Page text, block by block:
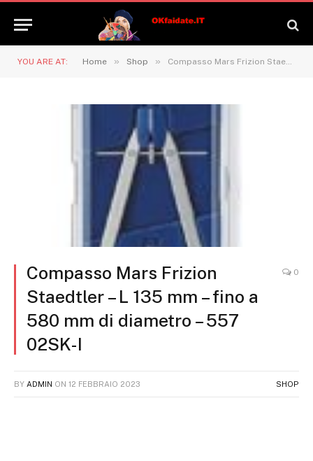
YOU ARE AT: Home » Shop » Compasso Mars Frizion Staedtler – L 135 mm – fino a 580 mm di diametro – 557 02SK-I
Compasso Mars Frizion
Staedtler – L 135 mm – fino a
580 mm di diametro – 557
02SK-I
0
BY ADMIN ON 12 FEBBRAIO 2023 SHOP